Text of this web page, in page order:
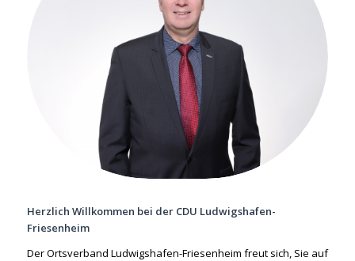
Herzlich Willkommen bei der CDU Ludwigshafen-
Friesenheim
Der Ortsverband Ludwigshafen-Friesenheim freut sich, Sie auf